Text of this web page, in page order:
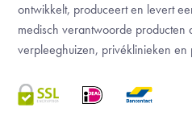
ontwikkelt, produceert en levert
medisch verantwoorde producten
verpleeghuizen, privéklinieken en